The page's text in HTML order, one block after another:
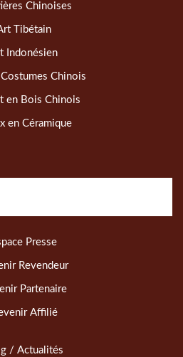
Chinoises
Tibétain
Indonésien
Chinois
en Bois Chinois
en Céramique
Presse
Revendeur
Partenaire
Affilié
/ Actualités